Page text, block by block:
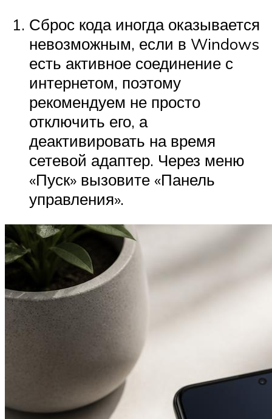
Сброс кода иногда оказывается
невозможным, если в Windows
есть активное соединение с
интернетом, поэтому
рекомендуем не просто
отключить его, а
деактивировать на время
сетевой адаптер. Через меню
«Пуск» вызовите «Панель
управления».